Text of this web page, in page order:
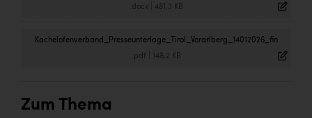
.docx| 481,3 KB
Kachelofenverband_Presseunterlage_Tirol_Vorarlberg_14012026_fin
.pdf 148,2 KB
Zum Thema